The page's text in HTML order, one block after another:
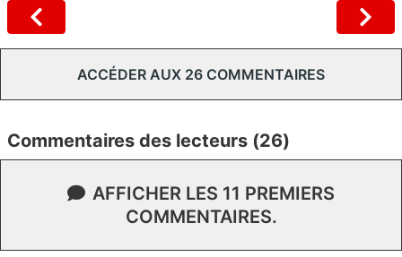
ACCÉDER AUX 26 COMMENTAIRES
Commentaires des lecteurs (26)
AFFICHER LES 11 PREMIERS
COMMENTAIRES.